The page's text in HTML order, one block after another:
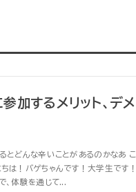
参加するメリット、デメ
とどんな辛いことがあるのかなあ こ
は！バゲちゃんです！大学生です！
、体験を通じて...